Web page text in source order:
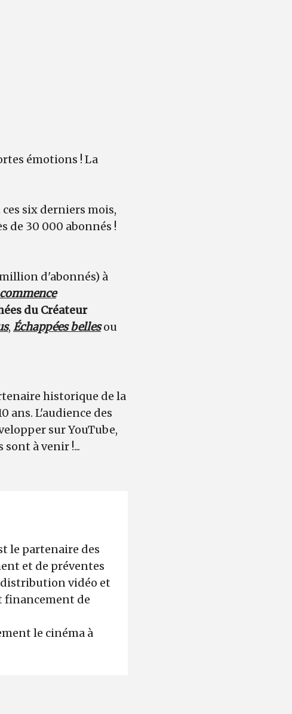
émotions ! La
six derniers mois,
de 30 000 abonnés !
d'abonnés) à
du Créateur
, Échappées bellesou
historique de la
ans. L'audience des
sur YouTube,
à venir !...
le partenaire des
et de préventes
distribution vidéo et
financement de
le cinéma à